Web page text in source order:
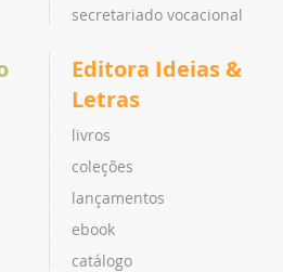
secretariado vocacional
Editora Ideias &
Letras
livros
coleções
lançamentos
ebook
catálogo